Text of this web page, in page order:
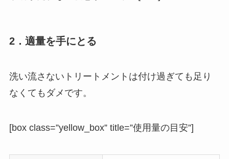
2．適量を手にとる
洗い流さないトリートメントは付け過ぎても足り
なくてもダメです。
[box class=”yellow_box” title=”使用量の目安”]